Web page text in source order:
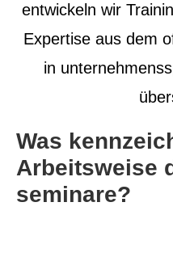
entwickeln wir
Expertise aus dem
in
Was
Arbeitsweise
seminare?